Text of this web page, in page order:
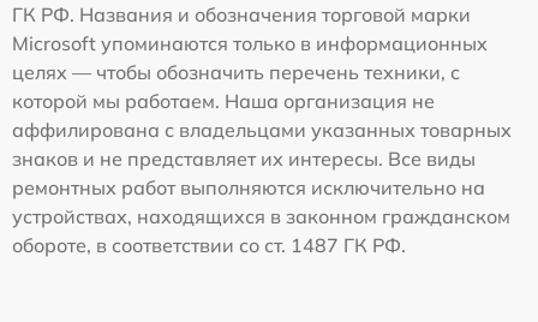
ГК РФ. Названия и обозначения торговой марки
Microsoft упоминаются только в информационных
целях — чтобы обозначить перечень техники, с
которой мы работаем. Наша организация не
аффилирована с владельцами указанных товарных
знаков и не представляет их интересы. Все виды
ремонтных работ выполняются исключительно на
устройствах, находящихся в законном гражданском
обороте, в соответствии со ст. 1487 ГК РФ.